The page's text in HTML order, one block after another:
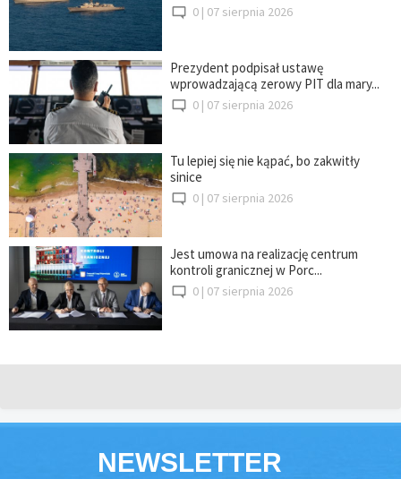
0 | 07 sierpnia 2026
Prezydent podpisał ustawę
wprowadzającą zerowy PIT dla mary...
0 | 07 sierpnia 2026
Tu lepiej się nie kąpać, bo zakwitły
sinice
0 | 07 sierpnia 2026
Jest umowa na realizację centrum
kontroli granicznej w Porc...
0 | 07 sierpnia 2026
NEWSLETTER